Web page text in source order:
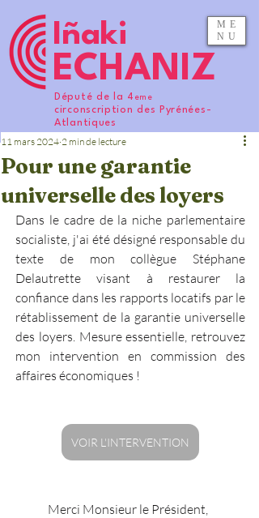
ME
NU
ECHANIZ
Iñaki
Député de la 4 eme
circonscription des Pyrénées-
Atlantiques
Pour une garantie
universelle des loyers
11 mars 2024 2 min de lecture
Dans le cadre de la niche parlementaire
socialiste, j'ai été désigné responsable du
texte de mon collègue Stéphane
Delautrette visant à restaurer la
confiance dans les rapports locatifs par le
rétablissement de la garantie universelle
des loyers. Mesure essentielle, retrouvez
mon intervention en commission des
affaires économiques !
VOIR L'INTERVENTION
Merci Monsieur le Président,